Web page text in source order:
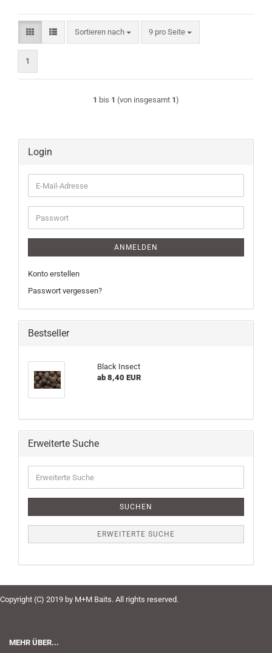
Sortieren nach
Sortieren nach 9 pro Seite
pro Seite
1
1 bis 1 (von insgesamt 1)
Login
E-
Mail-
Adresse
Passwort
ANMELDEN
Konto erstellen
Passwort vergessen?
Bestseller
Black Insect
ab 8,40 EUR
Erweiterte Suche
Suche
SUCHEN
ERWEITERTE SUCHE
Copyright (C) 2019 by M+M Baits. All rights reserved.
MEHR ÜBER...